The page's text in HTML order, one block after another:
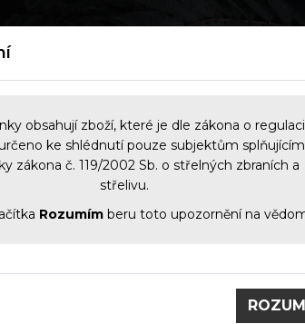
OPTIKA KOMIS
výrobků z
obsahují zboží, které je dle zákona o regulaci
ke shlédnutí pouze subjektům splňujícím
zákona č. 119/2002 Sb. o střelných zbraních a
střelivu.
Rozumím beru toto upozornění na